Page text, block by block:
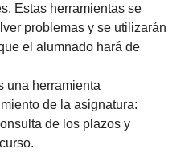
Estas herramientas se
problemas y se utilizarán
elalumnado hará de
una herramienta
de la asignatura:
de los plazos y
.